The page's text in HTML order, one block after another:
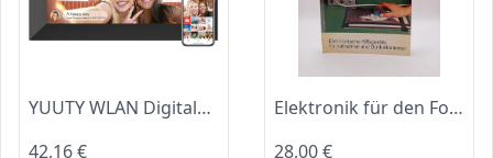
YUUTY WLAN Digitaler Bilderrahmen, 10,1 Zoll 32GB Elektronischer Bilderrahmen, 1280x800 HD IPS LCD Touchscreen Foto Rahmen, Automatische Rotation, Teilen Sie Fotos Sofort Von überall Aus
42,16 €
Elektronik für den Foto Amateur. Elektronische Hilfsgeräte für Aufnahme und Dunkelkammer
28,00 €